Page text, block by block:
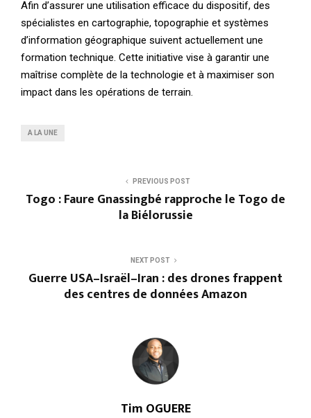
Afin d’assurer une utilisation efficace du dispositif, des
spécialistes en cartographie, topographie et systèmes
d’information géographique suivent actuellement une
formation technique. Cette initiative vise à garantir une
maîtrise complète de la technologie et à maximiser son
impact dans les opérations de terrain.
A LA UNE
PREVIOUS POST
Togo : Faure Gnassingbé rapproche le Togo de
la Biélorussie
NEXT POST
Guerre USA–Israël–Iran : des drones frappent
des centres de données Amazon
Tim OGUERE